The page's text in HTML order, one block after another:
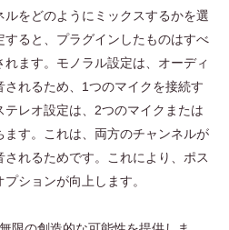
をどのようにミックスするかを選
ると、プラグインしたものはすべ
ます。モノラル設定は、オーディ
れるため、1つのマイクを接続す
レオ設定は、2つのマイクまたは
す。これは、両方のチャンネルが
れるためです。これにより、ポス
ションが向上します。